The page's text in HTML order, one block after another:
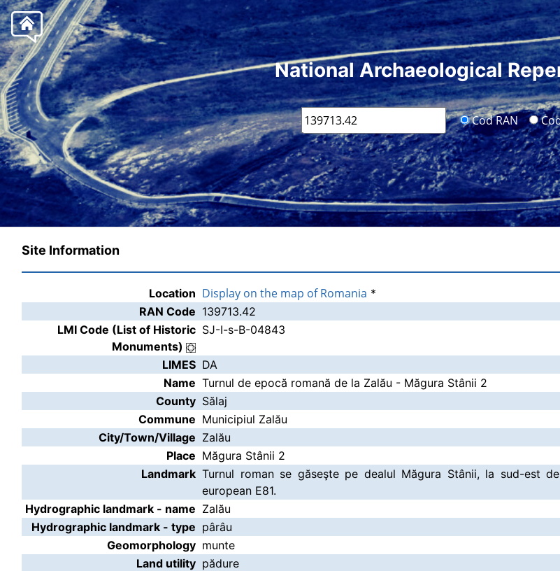
National Archaeological
Cod RAN
Site Information
Location Display on the map of Romania *
RAN Code 139713.42
LMI Code (List of Historic
Monuments)
SJ-I-s-B-04843
LIMES DA
Name Turnul de epocă romană de la Zalău - Măgura Stânii 2
County Sălaj
Commune Municipiul Zalău
City/Town/Village Zalău
Place Măgura Stânii 2
Landmark Turnul roman se găseşte pe dealul Măgura Stânii, la sud-est
european E81.
Hydrographic landmark - name Zalău
Hydrographic landmark - type pârâu
Geomorphology munte
Land utility pădure